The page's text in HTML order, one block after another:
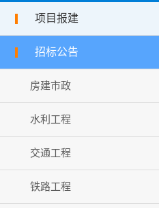
项目报建
招标公告
房建市政
水利工程
交通工程
铁路工程